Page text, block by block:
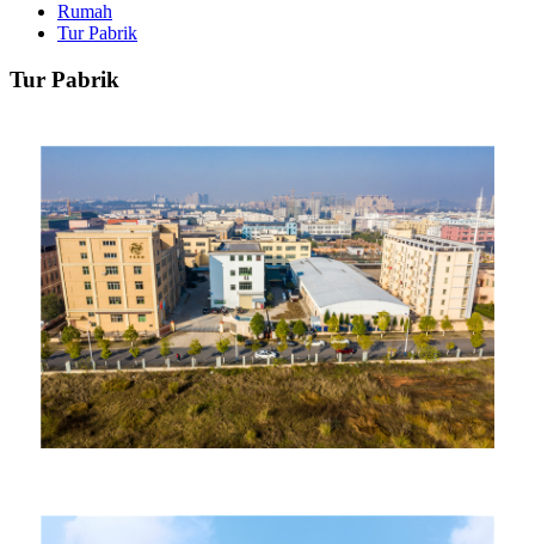
Rumah
Tur Pabrik
Tur Pabrik